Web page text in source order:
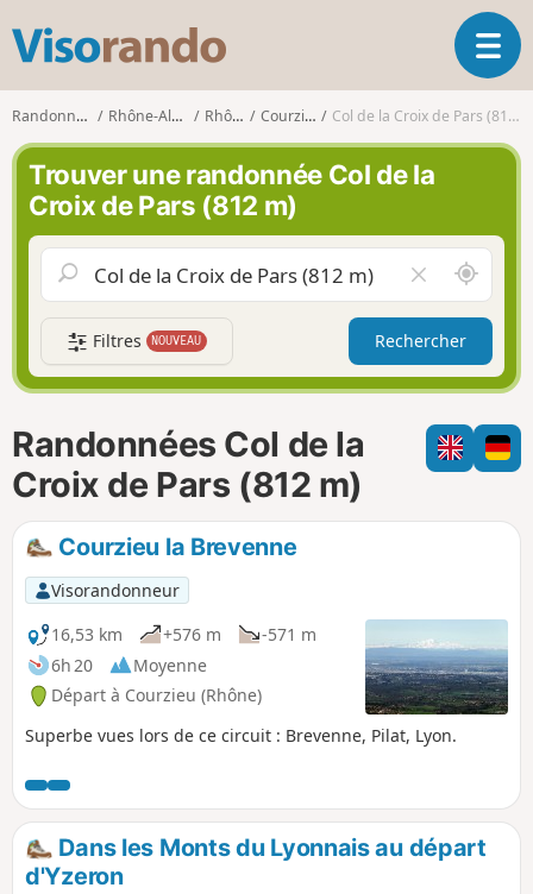
s
o
r
n
d
o
O
u
v
r
a
n
v
g
a
i
o
Randonnées Rhône-Alpes Rhône Courzieu Col de la Croix de Pars (812 m)
Trouver une randonnée Col de la
Croix de Pars (812 m)
i
d
e
r
l
e
h
m
A
u
t
u
r
d
e
m
i
Filtres NOUVEAU Rechercher
Randonnées Col de la
Croix de Pars (812 m)
Courzieu la Brevenne
Visorandonneur
16,53 km
+576 m
-571 m
6h 20
Moyenne
Départ à Courzieu (Rhône)
Superbe vues lors de ce circuit : Brevenne, Pilat, Lyon.
Dans les Monts du Lyonnais au départ
d'Yzeron